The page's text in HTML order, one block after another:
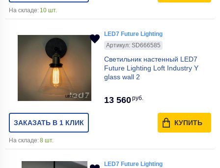
На складе: 10 шт.
LED7 Future Lighting
Артикул: SD666585
Светильник настенный LED7
Future Lighting Loft Industry Y
glass wall 2
13 560руб.
ЗАКАЗАТЬ В 1 КЛИК КУПИТЬ
На складе:8 шт.
LED7 Future Lighting